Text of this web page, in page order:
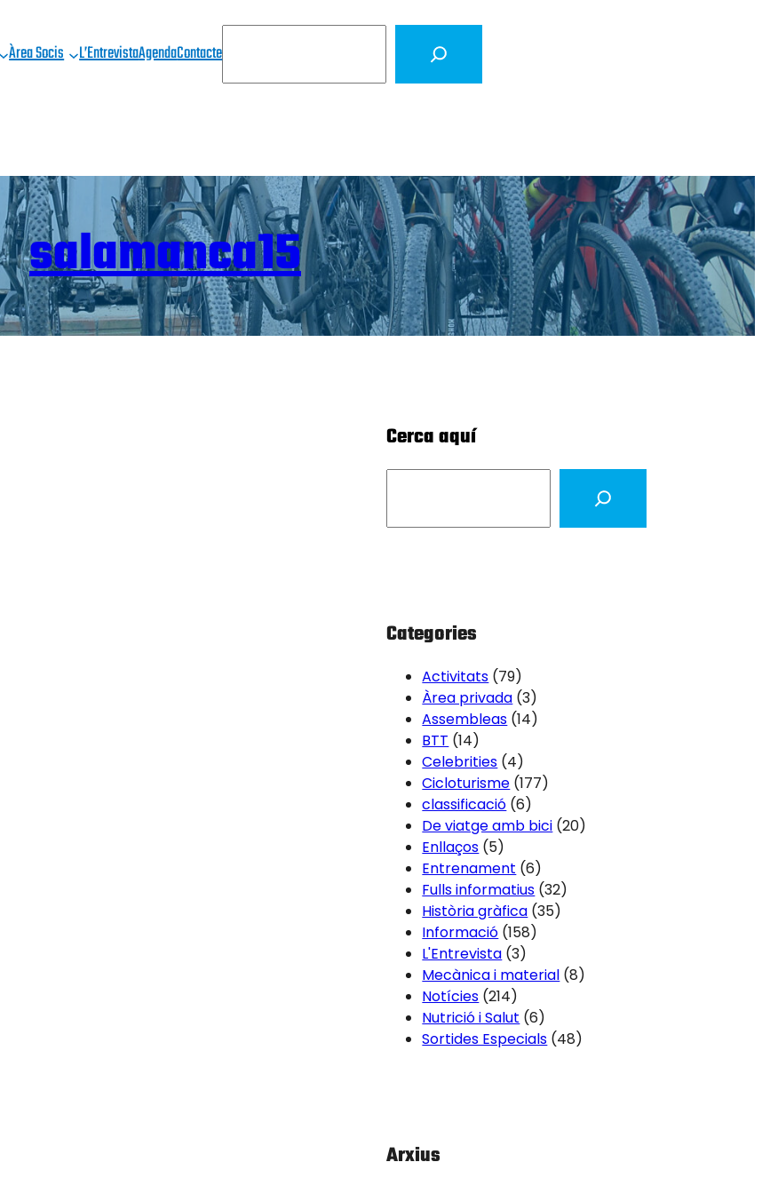
Àrea Socis L’EntrevistaAgendaContacteE
R
salamanca15
Cerca aquí
Categories
Activitats (79)
Àrea privada (3)
Assembleas (14)
BTT (14)
Celebrities (4)
Cicloturisme (177)
classificació (6)
De viatge amb bici (20)
Enllaços (5)
Entrenament (6)
Fulls informatius (32)
Història gràfica (35)
Informació (158)
L'Entrevista (3)
Mecànica i material (8)
Notícies (214)
Nutrició i Salut (6)
Sortides Especials (48)
Arxius